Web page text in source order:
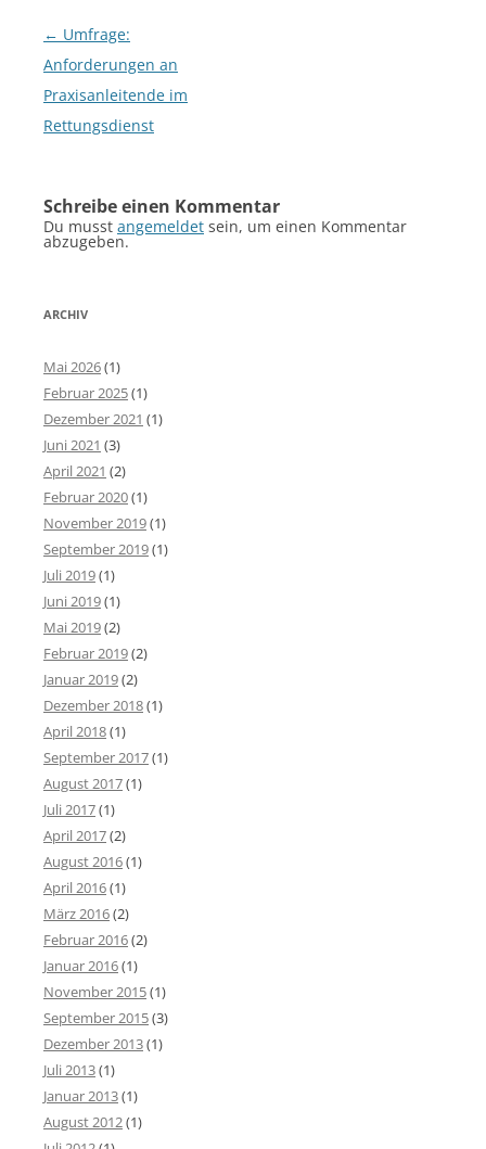
Beitragsnavigation
← Umfrage:
Anforderungen an
Praxisanleitende im
Rettungsdienst
Schreibe einen Kommentar
Du musst angemeldet sein, um einen Kommentar
abzugeben.
ARCHIV
Mai 2026(1)
Februar 2025(1)
Dezember 2021 (1)
Juni 2021 (3)
April 2021 (2)
Februar 2020(1)
November 2019(1)
September 2019(1)
Juli 2019(1)
Juni 2019(1)
Mai 2019(2)
Februar 2019(2)
Januar 2019(2)
Dezember 2018(1)
April 2018(1)
September 2017(1)
August 2017(1)
Juli 2017(1)
April 2017(2)
August 2016(1)
April 2016(1)
März 2016(2)
Februar 2016(2)
Januar 2016(1)
November 2015(1)
September 2015(3)
Dezember 2013(1)
Juli 2013(1)
Januar 2013(1)
August 2012(1)